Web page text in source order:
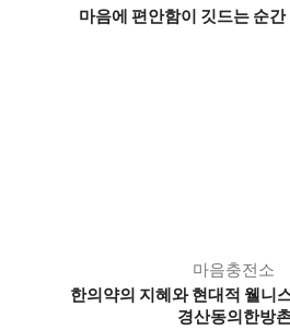
마음에 편안함이 깃드는 순
마음충전소
한의약의 지혜와 현대적 웰니
경산동의한방